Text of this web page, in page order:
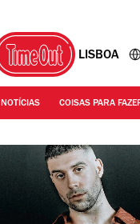
LISBOA
NOTÍCIAS COISAS PARA